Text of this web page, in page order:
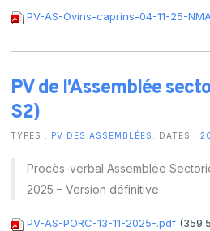
PV-AS-Ovins-caprins-04-11-25-
PV de l’Assemblée
S2)
TYPES : PV DES ASSEMBLÉES . DATES :
Procès-verbal Assemblée
2025 – Version définitive
PV-AS-PORC-13-11-2025-.pdf